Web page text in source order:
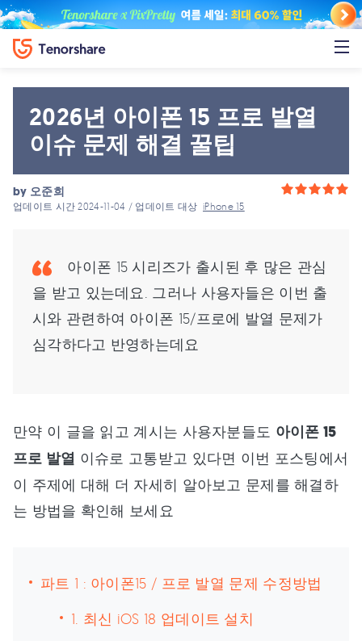
2026년 아이폰 15 프로 발열
이슈 문제 해결 꿀팁
by 오준희
업데이트 시간 2024-11-04 / 업데이트 대상iPhone 15
아이폰 15 시리즈가 출시된 후 많은 관심
을 받고 있는데요. 그러나 사용자들은 이번 출
시와 관련하여 아이폰 15/프로에 발열 문제가
심각하다고 반영하는데요
만약 이 글을 읽고 계시는 사용자분들도 아이폰 15
프로 발열 이슈로 고통받고 있다면 이번 포스팅에서
이 주제에 대해 더 자세히 알아보고 문제를 해결하
는 방법을 확인해 보세요
파트 1 : 아이폰15 / 프로 발열 문제 수정방법
1. 최신 iOS 18 업데이트 설치